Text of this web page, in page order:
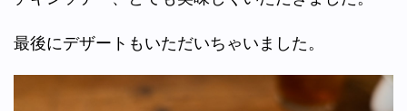
最後にデザートもいただいちゃいました。